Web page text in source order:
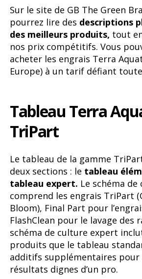
Sur le site de GB The Green
pourrez lire des descriptions
des meilleurs produits, tout
nos prix compétitifs. Vous
acheter les engrais Terra
Europe) à un tarif défiant
Tableau Terra
TriPart
Le tableau de la gamme
deux sections : le tableau
tableau expert. Le schéma
comprend les engrais TriPart
Bloom), Final Part pour
FlashClean pour le lavage des
schéma de culture expert
produits que le tableau
additifs supplémentaires pour
résultats dignes d’un pro.